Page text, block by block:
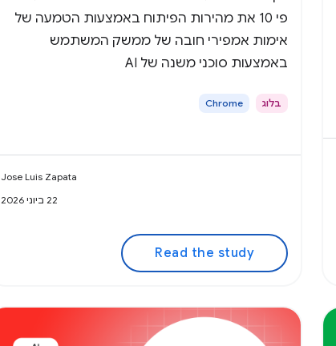
פי 10 את מהירות הפיתוח באמצעות הטמעה של
אימות אמפירי חובה של ממשק המשתמש
באמצעות סוכני משנה של AI
בלוג Chrome
Jose Luis Zapata
22 ביוני 2026
Read the study